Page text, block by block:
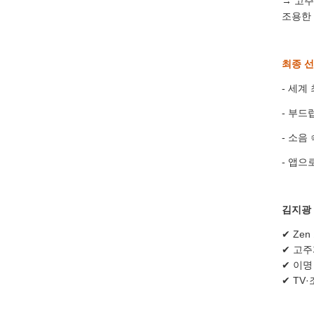
조용한
최종
- 세계
- 부드
- 소음
- 앱으
김지
✔ Zen
✔ 고주
✔ 이명
✔ TV·